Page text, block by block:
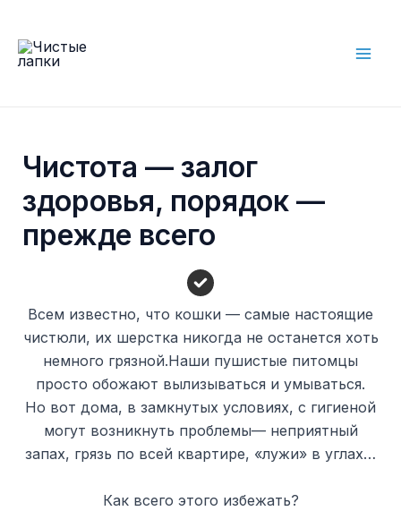
content
Чистота — залог
здоровья, порядок —
прежде всего
Всем известно, что кошки — самые настоящие
чистюли, их шерстка никогда не останется хоть
немного грязной.Наши пушистые питомцы
просто обожают вылизываться и умываться.
Но вот дома, в замкнутых условиях, с гигиеной
могут возникнуть проблемы— неприятный
запах, грязь по всей квартире, «лужи» в углах…
Как всего этого избежать?